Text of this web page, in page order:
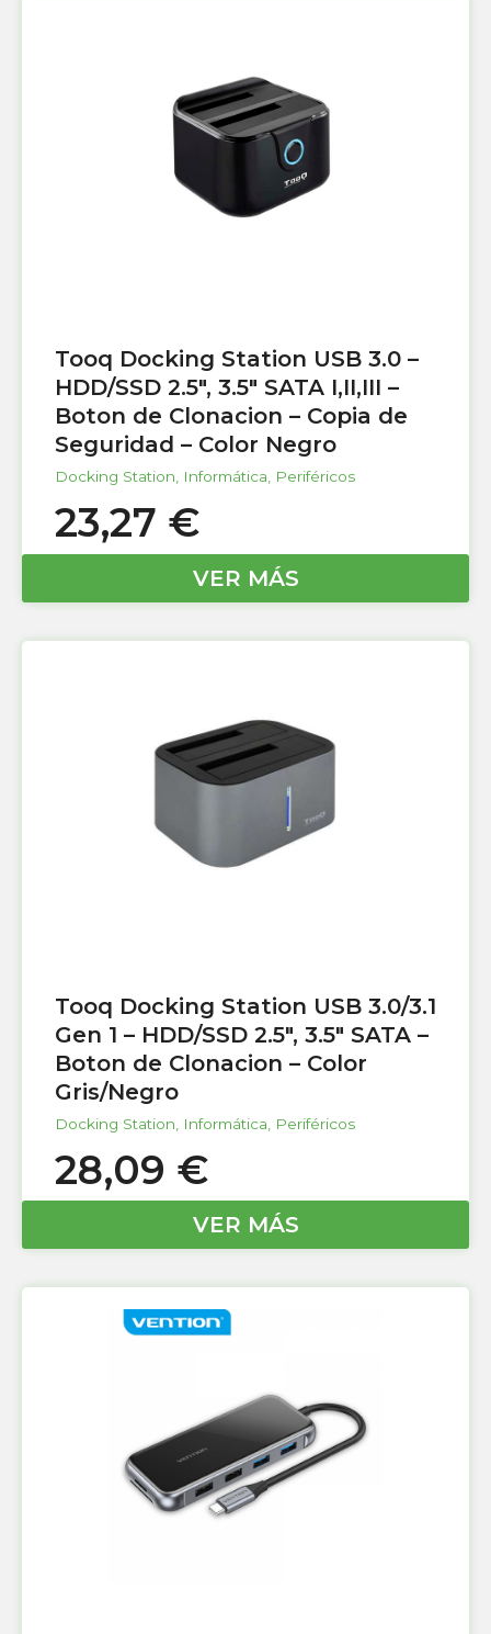
Tooq Docking Station USB 3.0 –
HDD/SSD 2.5″, 3.5″ SATA I,II,III –
Boton de Clonacion – Copia de
Seguridad – Color Negro
Docking Station, Informática, Periféricos
23,27 €
VER MÁS
Tooq Docking Station USB 3.0/3.1
Gen 1 – HDD/SSD 2.5″, 3.5″ SATA –
Boton de Clonacion – Color
Gris/Negro
Docking Station Informática Periféricos
28,09 €
VER MÁS